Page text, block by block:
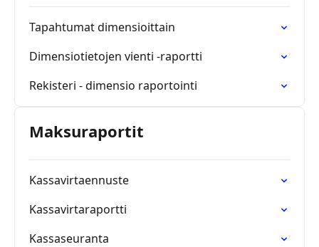
Tapahtumat dimensioittain
Dimensiotietojen vienti -raportti
Rekisteri - dimensio raportointi
Maksuraportit
Kassavirtaennuste
Kassavirtaraportti
Kassaseuranta